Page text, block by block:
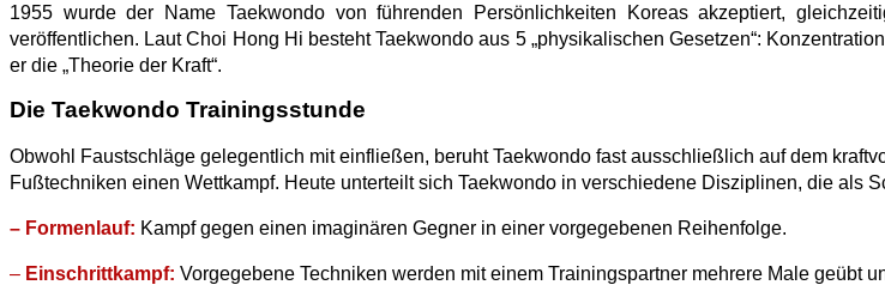
1955 wurde der Name Taekwondo von führenden Persönlichkeiten Koreas akzeptiert,
veröffentlichen. Laut Choi Hong Hi besteht Taekwondo aus 5 „physikalischen Gesetzen“:
er die „Theorie der Kraft“.
Die Taekwondo Trainingsstunde
Obwohl Faustschläge gelegentlich mit einfließen, beruht Taekwondo fast ausschließlich auf dem
Fußtechniken einen Wettkampf. Heute unterteilt sich Taekwondo in verschiedene Disziplinen, die als
– Formenlauf: Kampf gegen einen imaginären Gegner in einer vorgegebenen Reihenfolge.
– Einschrittkampf: Vorgegebene Techniken werden mit einem Trainingspartner mehrere Male geübt